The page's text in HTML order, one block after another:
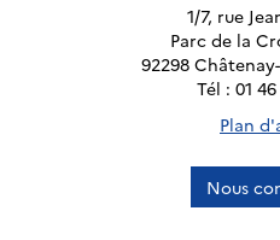
1/7, rue
Parc de la
92298
Tél : 01
Plan
Nous